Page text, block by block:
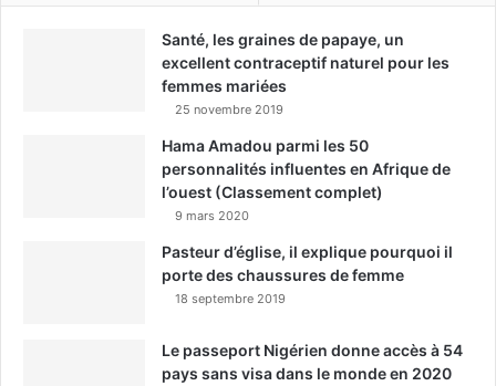
Santé, les graines de papaye, un
excellent contraceptif naturel pour les
femmes mariées
25 novembre 2019
Hama Amadou parmi les 50
personnalités influentes en Afrique de
l’ouest (Classement complet)
9 mars 2020
Pasteur d’église, il explique pourquoi il
porte des chaussures de femme
18 septembre 2019
Le passeport Nigérien donne accès à 54
pays sans visa dans le monde en 2020